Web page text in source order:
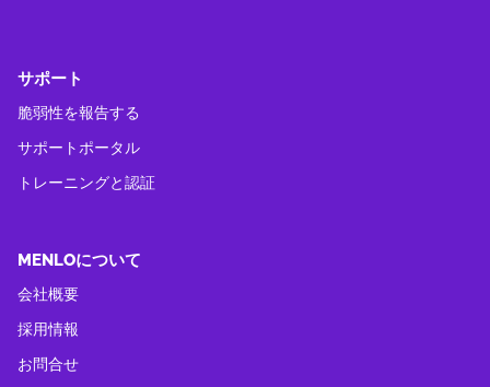
サポート
脆弱性を報告する
サポートポータル
トレーニングと認証
MENLOについて
会社概要
採用情報
お問合せ